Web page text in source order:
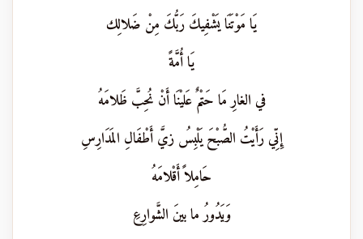
يَا مَوْتَنَا يَشْفِيكَ رَبُّكَ مِنْ ضَلالِك
يَا أُمَّةً
في الغارِ مَا حَتْمٌ عَليْنَا أَنْ نُحِبَّ ظَلامَهُ
إِنِّي رَأَيْتُ الصُّبْحَ يَلْبِسُ زيَّ أَطْفَالِ المَدَارِسِ
حَامِلاً أَقْلامَهُ
وَيَدُورُ ما بينَ الشَّوارِعِ